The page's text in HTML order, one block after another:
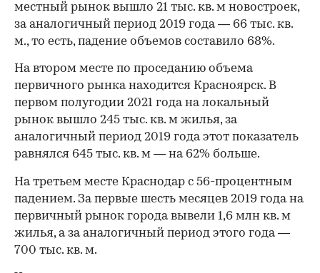
местный рынок вышло 21 тыс. кв. м новостроек,
за аналогичный период 2019 года — 66 тыс. кв.
м., то есть, падение объемов составило 68%.
На втором месте по проседанию объема
первичного рынка находится Красноярск. В
первом полугодии 2021 года на локальный
рынок вышло 245 тыс. кв. м жилья, за
аналогичный период 2019 года этот показатель
равнялся 645 тыс. кв. м — на 62% больше.
На третьем месте Краснодар с 56-процентным
падением. За первые шесть месяцев 2019 года на
первичный рынок города вывели 1,6 млн кв. м
жилья, а за аналогичный период этого года —
700 тыс. кв. м.